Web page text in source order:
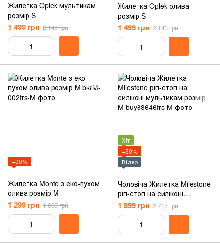
Жилетка Oplek мультикам
розмір S
1 499 грн 2 140 грн
Жилетка Oplek олива
розмір S
1 499 грн 2 140 грн
−30%
Жилетка Monte з еко-пухом
олива розмір M
1 299 грн 1 855 грн
Хіт
−30%
Відео
Чоловіча Жилетка Milestone
ріп-стоп на силіконі
мультикам розмір M
1 899 грн 2 715 грн